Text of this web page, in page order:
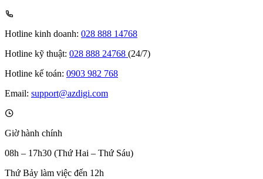
Hotline kinh doanh: 028 888 14768
Hotline kỹ thuật: 028 888 24768 (24/7)
Hotline kế toán: 0903 982 768
Email: support@azdigi.com
Giờ hành chính
08h – 17h30 (Thứ Hai – Thứ Sáu)
Thứ Bảy làm việc đến 12h